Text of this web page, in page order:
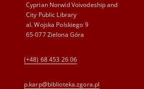
Cyprian Norwid Voivodeship and
City Public Library
al. Wojska Polskiego 9
65-077 Zielona Góra
(+48) 68 453 26 06
p.karp@biblioteka.zgora.pl